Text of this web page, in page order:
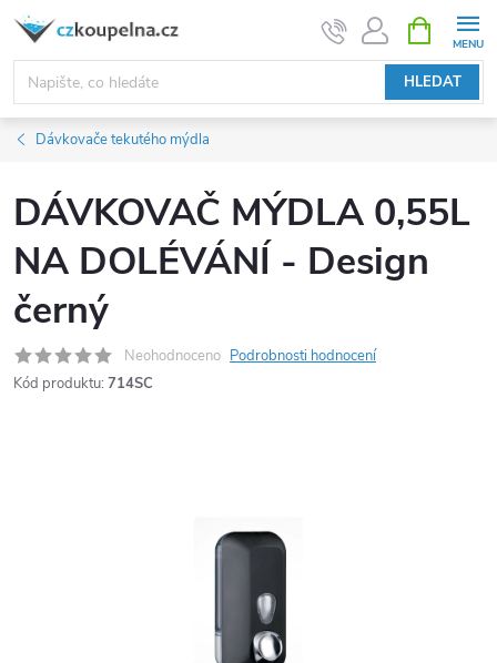
Přejít
obsah
HLEDAT
NÁKUPNÍ
KOŠÍK
Dávkovače tekutého mýdla
DÁVKOVAČ MÝDLA 0,55L
NA DOLÉVÁNÍ - Design
černý
Neohodnoceno Podrobnosti hodnocení
Kód produktu: 714SC